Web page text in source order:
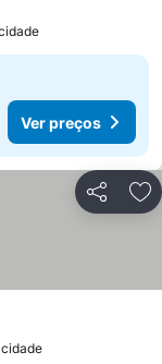
Ver preços
Partilhar